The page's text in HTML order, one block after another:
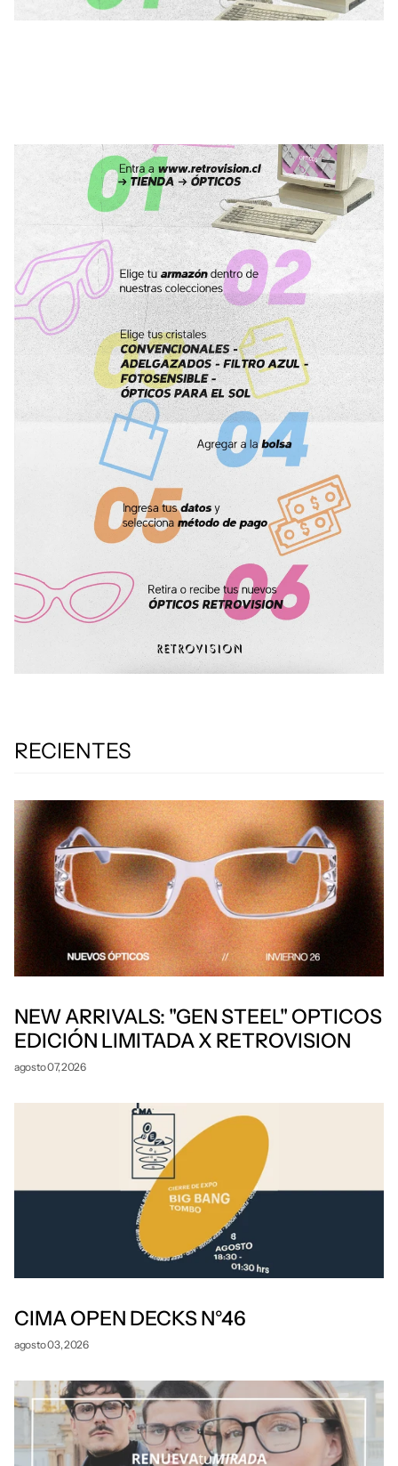
RECIENTES
NEW ARRIVALS: "GEN STEEL" OPTICOS
EDICIÓN LIMITADA X RETROVISION
agosto 07, 2026
CIMA OPEN DECKS N°46
agosto 03, 2026